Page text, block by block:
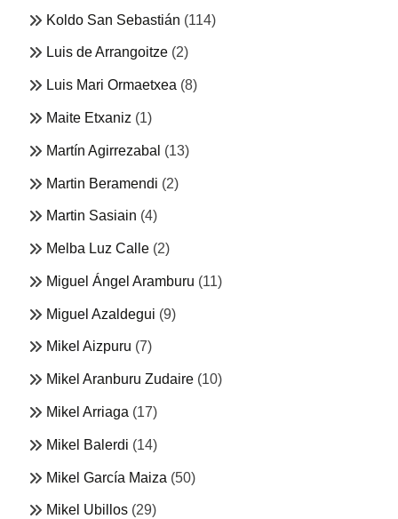
Koldo San Sebastián (114)
Luis de Arrangoitze (2)
Luis Mari Ormaetxea (8)
Maite Etxaniz (1)
Martín Agirrezabal (13)
Martin Beramendi (2)
Martin Sasiain (4)
Melba Luz Calle (2)
Miguel Ángel Aramburu (11)
Miguel Azaldegui (9)
Mikel Aizpuru (7)
Mikel Aranburu Zudaire (10)
Mikel Arriaga (17)
Mikel Balerdi (14)
Mikel García Maiza (50)
Mikel Ubillos (29)